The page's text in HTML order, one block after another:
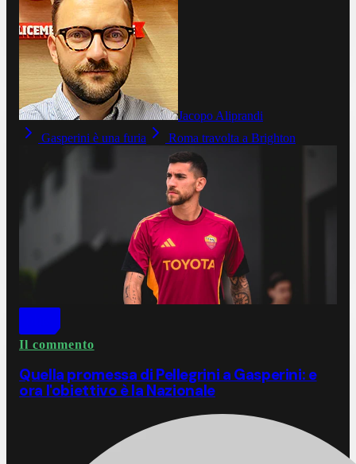
Jacopo Aliprandi
Gasperini è una furia
Roma travolta a Brighton
Il commento
Quella promessa di Pellegrini a Gasperini: e
ora l'obiettivo è la Nazionale